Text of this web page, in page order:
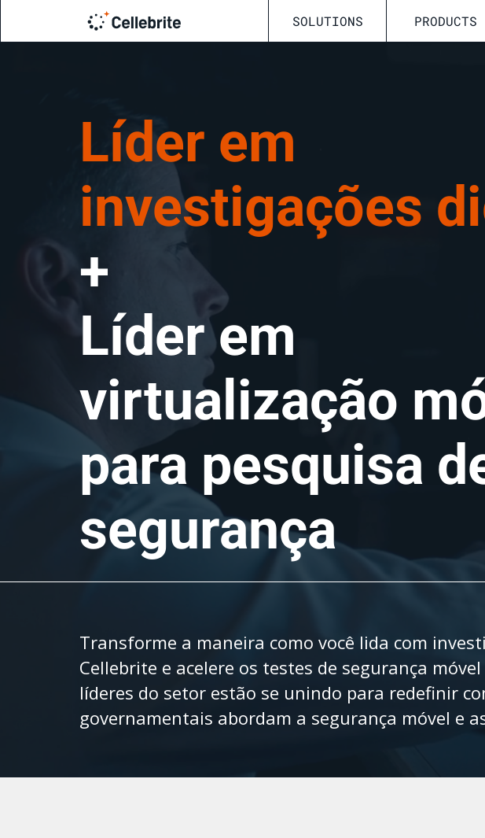
SOLUTIONS PRODUCTS
Líder em
investigações
+
Líder em
virtualização
para pesquisa
segurança
Transforme a maneira como você lida com
Cellebrite e acelere os testes de segurança
líderes do setor estão se unindo para redefinir
governamentais abordam a segurança móvel e